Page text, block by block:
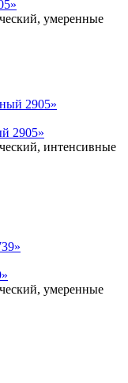
умеренные
2905»
интенсивные
умеренные